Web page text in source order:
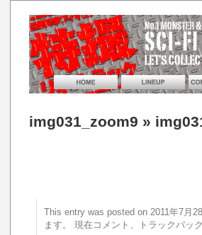
img031_zoom9 »
This entry was posted on 2011年7
ます。 現在コメント、トラックバッ